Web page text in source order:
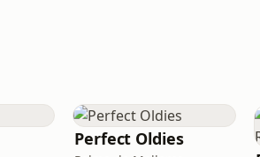
Perfect Oldies